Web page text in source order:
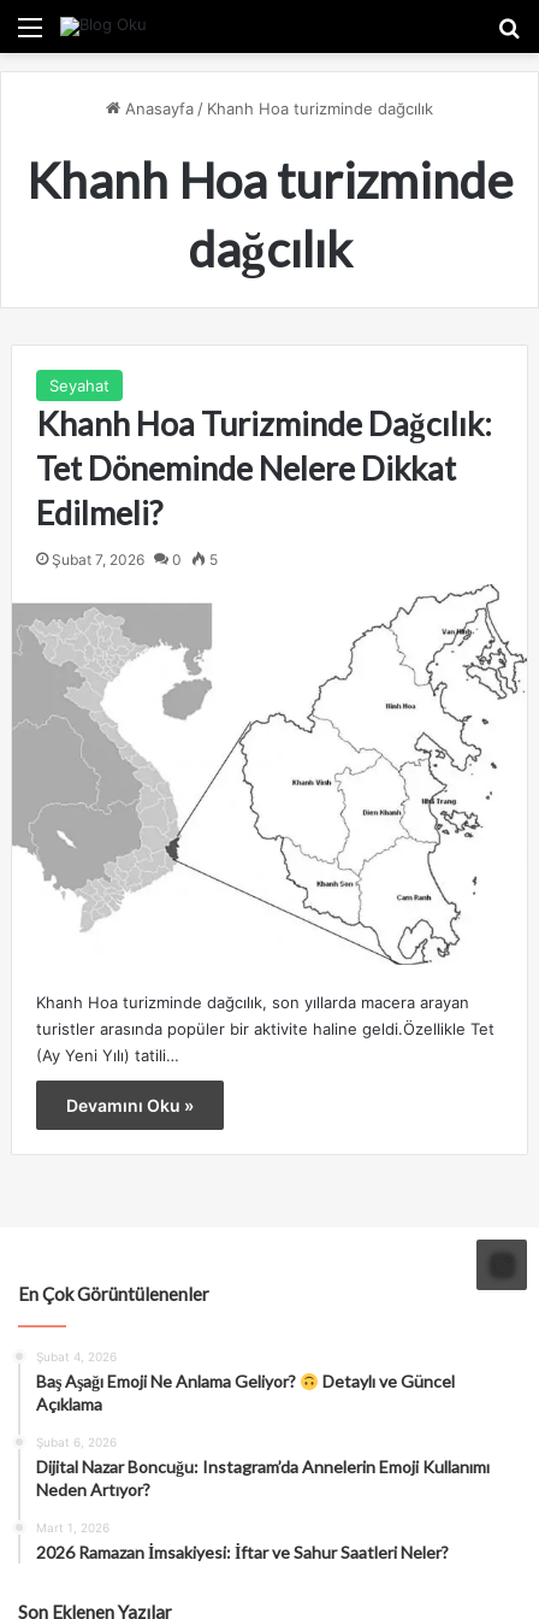
Menü
Anasayfa / Khanh Hoa turizminde dağcılık
Khanh Hoa turizminde
dağcılık
Seyahat
Khanh Hoa Turizminde Dağcılık:
Tet Döneminde Nelere Dikkat
Edilmeli?
Şubat 7, 2026 0 5
Khanh Hoa turizminde dağcılık, son yıllarda macera arayan
turistler arasında popüler bir aktivite haline geldi.Özellikle Tet
(Ay Yeni Yılı) tatili…
Devamını Oku »
En Çok Görüntülenenler
Şubat 4, 2026
Baş Aşağı Emoji Ne Anlama Geliyor?
Detaylı ve Güncel
Açıklama
Şubat 6, 2026
Dijital Nazar Boncuğu: Instagram’da Annelerin Emoji Kullanımı
Neden Artıyor?
Mart 1, 2026
2026 Ramazan İmsakiyesi: İftar ve Sahur Saatleri Neler?
Son Eklenen Yazılar